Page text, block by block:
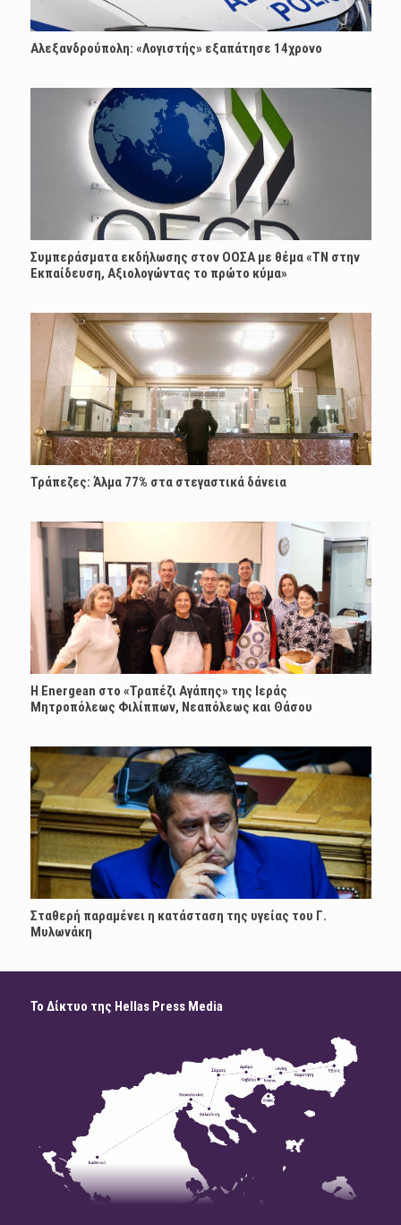
Αλεξανδρούπολη: «Λογιστής» εξαπάτησε 14χρονο
Συμπεράσματα εκδήλωσης στον ΟΟΣΑ με θέμα «ΤΝ στην
Εκπαίδευση, Αξιολογώντας το πρώτο κύμα»
Τράπεζες: Άλμα 77% στα στεγαστικά δάνεια
H Energean στο «Τραπέζι Αγάπης» της Ιεράς
Μητροπόλεως Φιλίππων, Νεαπόλεως και Θάσου
Σταθερή παραμένει η κατάσταση της υγείας του Γ.
Μυλωνάκη
Το Δίκτυο της Hellas Press Media